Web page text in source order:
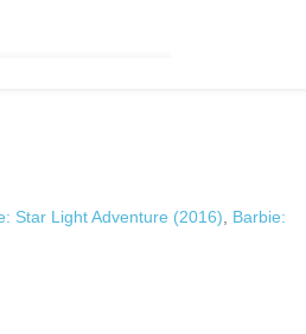
Star Light Adventure (2016)
Barbie: